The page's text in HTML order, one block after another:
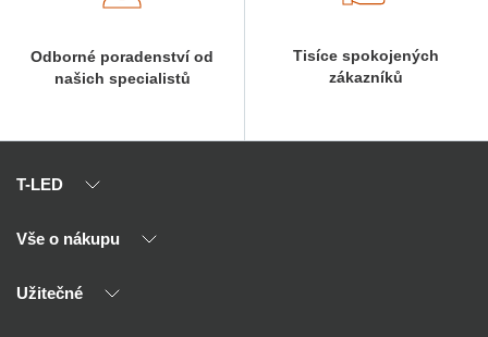
Odborné poradenství od
našich specialistů
Tisíce spokojených
zákazníků
T-LED
O nás
Kontakty
Vše o nákupu
Výhody T-LED
Užitečné